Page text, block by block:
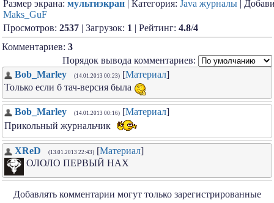
Размер экрана: мультиэкран | Категория: Java журналы |
Maks_GuF
Просмотров: 2537 | Загрузок: 1 | Рейтинг: 4.8/4
Комментариев: 3
Порядок вывода комментариев:
Bob_Marley
(14.01.2013 00:23) [Материал]
Только если б тач-версия была
Bob_Marley (14.01.2013 00:16) [Материал]
Прикольный журнальчик
XReD (13.01.2013 22:43) [Материал]
ОЛОЛО ПЕРВЫЙ НАХ
Добавлять комментарии могут только зарегистрированные